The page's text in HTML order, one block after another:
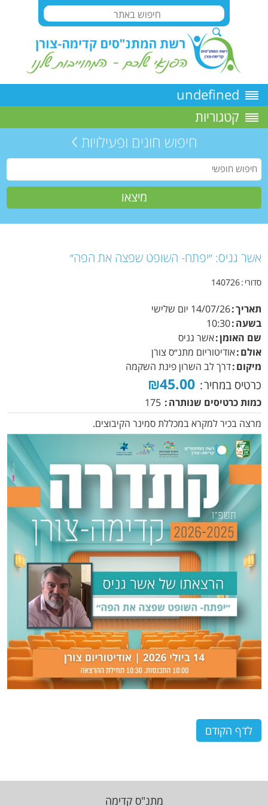
undefined
קטגוריות
חיפוש חוגים ופעילויות
אשר גניס: ״יפתח- השופט שפצה את הפה״
סדורי 140726
תאריך 14/07/26 יום שלישי
בשעה 10:30
שם האומן אשר גניס
אולם אודיטוריום מתנ״ס צורן
מיקום דרך לב השרון פינת השקמה
כרטיס במחיר ₪45.00
כמות כרטיסים שנותרה
175
מרצה בכיר למקרא במכללת סמינר הקיבוצים.
לדף הקודם
מתנ"ס קדימה